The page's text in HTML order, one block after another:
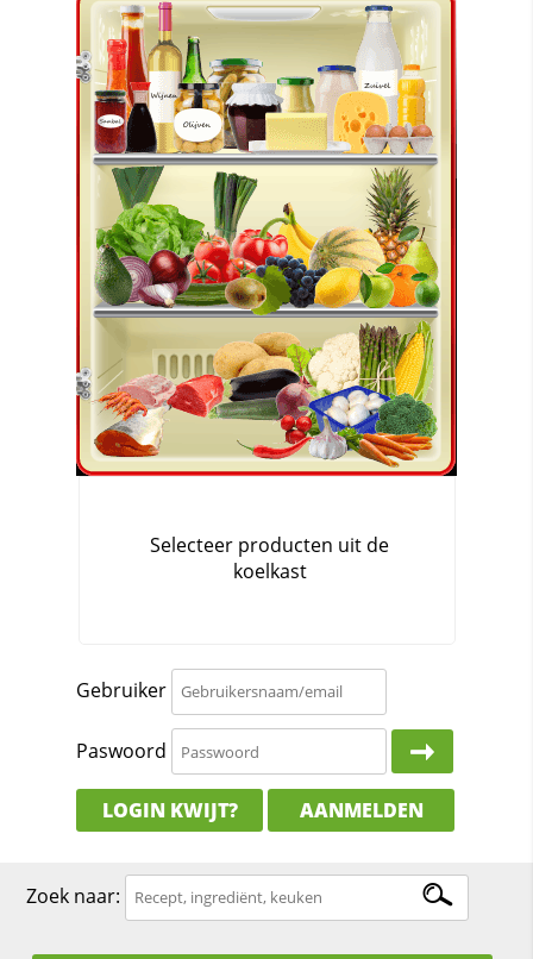
Gebruiker
Paswoord
LOGIN KWIJT? AANMELDEN
Zoek naar: